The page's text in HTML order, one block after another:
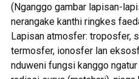
(Nganggo gambar lapisan-
nerangake kanthi ringkes
Lapisan atmosfer: troposfer,
termosfer, ionosfer lan
nduweni fungsi kanggo ngatur